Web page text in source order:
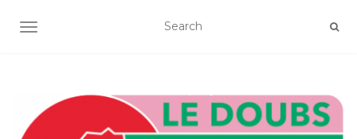
OUVRIR/FERMER LA NAVIGATION